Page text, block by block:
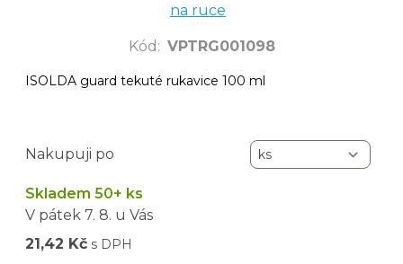
na ruce
Kód : VPTRG001098
ISOLDA guard tekuté rukavice 100 ml
Nakupuji po
Skladem 50+ ks
V pátek 7. 8. u Vás
21,42 Kč s DPH